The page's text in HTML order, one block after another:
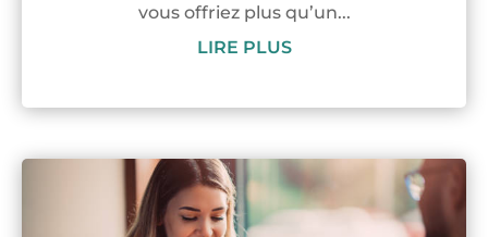
vous offriez plus qu’un...
LIRE PLUS